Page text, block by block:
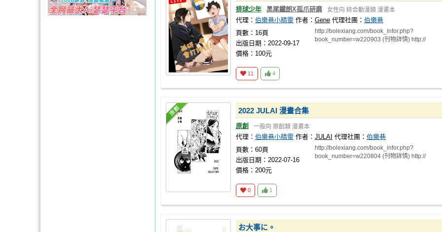
排球少年 黑尾鐵朗X孤爪研磨 女性向 綜合動漫類 漫畫本
代理： 伯樂巷小精靈 作者： Gene 代理社團： 伯樂巷
頁數：16頁
出版日期：2022-09-17
價格：100元
http://bolexiang.com/book_infor.php?
book_number=w220903 (刊物詳情) http://
11 4
2022 JULAI 漫畫合集
原創 一般向 原創類 漫畫本
代理： 伯樂巷小精靈 作者： JULAI 代理社團： 伯樂巷
頁數：60頁
出版日期：2022-07-16
價格：200元
http://bolexiang.com/book_infor.php?
book_number=w220804 (刊物詳情) http://
0 1
お大事に。